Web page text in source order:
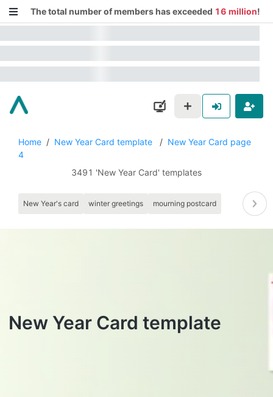
The total number of members has exceeded 16 million!
Home / New Year Card template / New Year Card page
4
3491 'New Year Card' templates
New Year's card winter greetings mourning postcard
New Year Card template